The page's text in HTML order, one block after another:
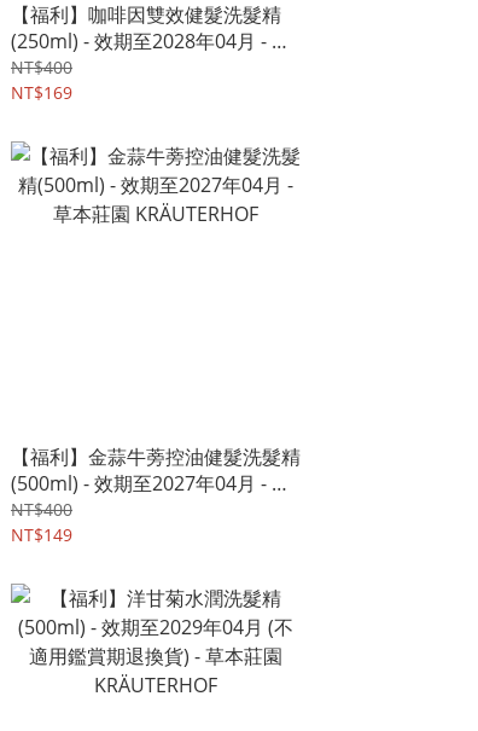
【福利】咖啡因雙效健髮洗髮精
(250ml) - 效期至2028年04月 - 草
本莊園KRÄUTERHOF
NT$400
NT$169
【福利】金蒜牛蒡控油健髮洗髮精
(500ml) - 效期至2027年04月 - 草
本莊園 KRÄUTERHOF
NT$400
NT$149